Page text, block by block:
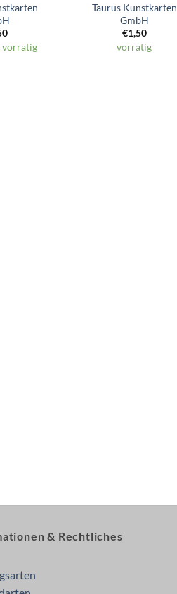
vorrätig
Taurus Kunstkarten
GmbH
€1,50
vorrätig
& Rechtliches